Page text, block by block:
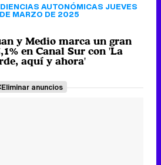
Eliminar anuncios